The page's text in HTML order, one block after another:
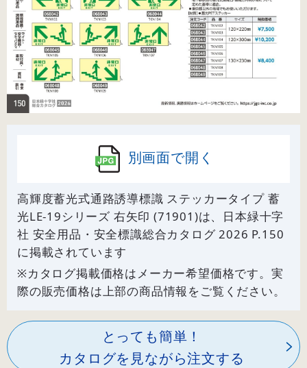
別画面で開く
高輝度蓄光式通路誘導標識 ステッカータイプ 蓄
光LE-19シリーズ 右矢印 (71901)は、日本緑十字
社 安全用品・安全標識総合カタログ 2026 P.150
に掲載されています
※カタログ掲載価格はメーカー希望価格です。実
際の販売価格は上部の商品情報をご覧ください。
とっても簡単！
カタログを見ながら注文する